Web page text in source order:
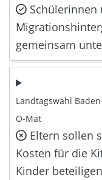
gemeinsam
Landtagswahl
O-Mat
Eltern sollen
Kosten für die
Kinder